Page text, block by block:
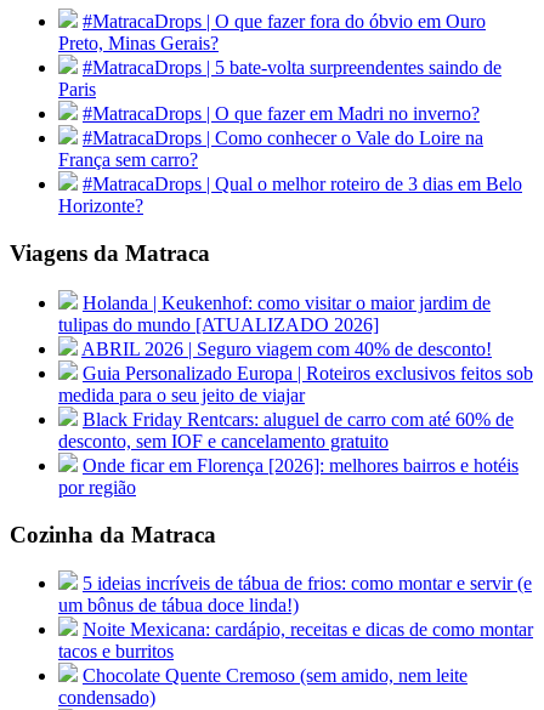
#MatracaDrops | O que fazer fora do óbvio em Ouro
Preto, Minas Gerais?
#MatracaDrops | 5 bate-volta surpreendentes saindo de
Paris
#MatracaDrops | O que fazer em Madri no inverno?
#MatracaDrops | Como conhecer o Vale do Loire na
França sem carro?
#MatracaDrops | Qual o melhor roteiro de 3 dias em Belo
Horizonte?
Viagens da Matraca
Holanda | Keukenhof: como visitar o maior jardim de
tulipas do mundo [ATUALIZADO 2026]
ABRIL 2026 | Seguro viagem com 40% de desconto!
Guia Personalizado Europa | Roteiros exclusivos feitos sob
medida para o seu jeito de viajar
Black Friday Rentcars: aluguel de carro com até 60% de
desconto, sem IOF e cancelamento gratuito
Onde ficar em Florença [2026]: melhores bairros e hotéis
por região
Cozinha da Matraca
5 ideias incríveis de tábua de frios: como montar e servir (e
um bônus de tábua doce linda!)
Noite Mexicana: cardápio, receitas e dicas de como montar
tacos e burritos
Chocolate Quente Cremoso (sem amido, nem leite
condensado)